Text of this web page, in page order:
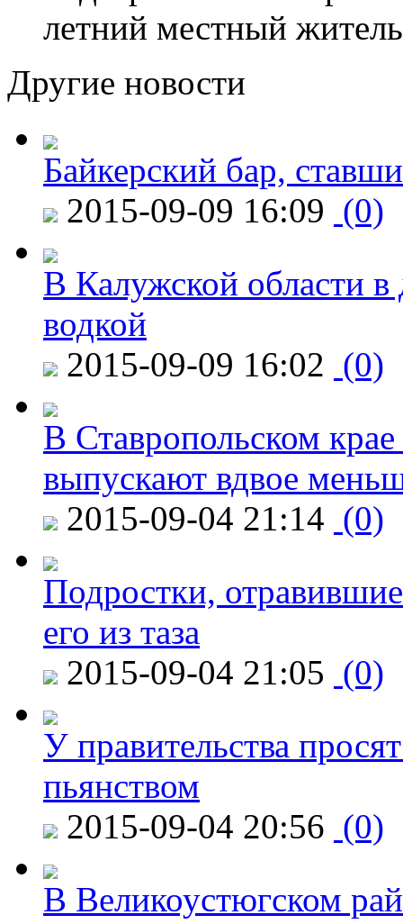
летний местный
Другие новости
Байкерский бар,
2015-09-09 16:09 (0)
В Калужской области в
водкой
2015-09-09 16:02 (0)
В Ставропольском
выпускают вдвое
2015-09-04 21:14 (0)
Подростки,
его из таза
2015-09-04 21:05 (0)
У правительства
пьянством
2015-09-04 20:56 (0)
В Великоустюгском